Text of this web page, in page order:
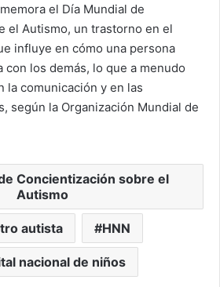
el Día Mundial de
el Autismo, un trastorno en el
influye en cómo una persona
con los demás, lo que a menudo
la comunicación y en las
según la Organización Mundial de
Concientización sobre el
Autismo
autista HNN
nacional de niños